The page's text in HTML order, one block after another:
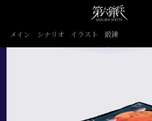
メイン シナリオ イラスト 鍛錬